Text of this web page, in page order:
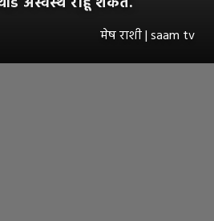
मेष राशी | saam tv